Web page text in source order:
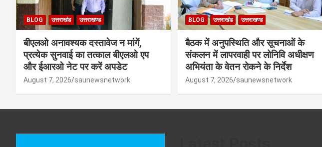
BLOG उत्तराखंड उत्तराखण्ड
बीएलओ अनावश्यक दस्तावेज न मांगें,
प्रत्येक सुनवाई का तत्काल बीएलओ एप
और ईआरओ नेट पर करें अपडेट
August 7, 2026 saunewsnetwork
BLOG उत्तराखंड उत्तराखण्ड
बैठक में अनुपस्थिति और सूचनाओं के
संकलन में लापरवाही पर लोनिवि अधीक्षण
अभियंता के वेतन रोकने के निर्देश
August 7, 2026 saunewsnetwork